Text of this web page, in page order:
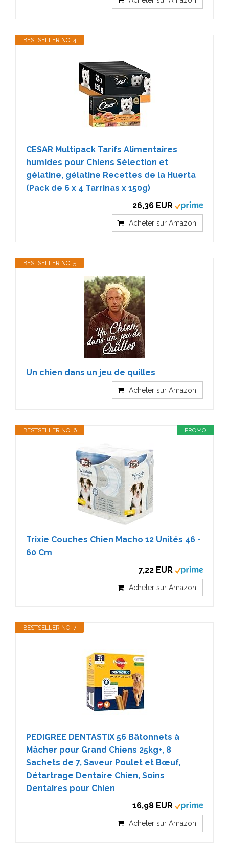
BESTSELLER NO. 4
CESAR Multipack Tarifs Alimentaires
humides pour Chiens Sélection et
gélatine, gélatine Recettes de la Huerta
(Pack de 6 x 4 Tarrinas x 150g)
26,36 EUR
Acheter sur Amazon
BESTSELLER NO. 5
Un chien dans un jeu de quilles
Acheter sur Amazon
PROMO
BESTSELLER NO. 6
Trixie Couches Chien Macho 12 Unités 46 -
60 Cm
7,22 EUR
Acheter sur Amazon
BESTSELLER NO. 7
PEDIGREE DENTASTIX 56 Bâtonnets à
Mâcher pour Grand Chiens 25kg+, 8
Sachets de 7, Saveur Poulet et Bœuf,
Détartrage Dentaire Chien, Soins
Dentaires pour Chien
16,98 EUR
Acheter sur Amazon